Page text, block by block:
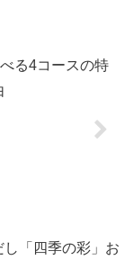
る4コースの特
「四季の彩」お